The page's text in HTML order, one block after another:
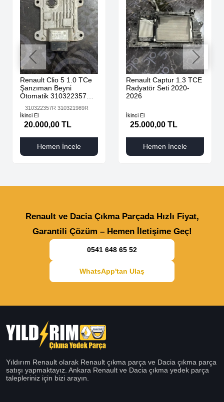
Renault Clio 5 1.0 TCe
Şanzıman Beyni
Otomatik 310322357R
310322357R 310321989R
İkinci El
20.000,00 TL
Hemen İncele
Renault Captur 1.3 TCE
Radyatör Seti 2020-
2026
İkinci El
25.000,00 TL
Hemen İncele
Renault ve Dacia Çıkma Parçada Hızlı Fiyat,
Garantili Çözüm – Hemen İletişime Geç!
0541 648 65 52
WhatsApp'tan Ulaş
Yıldırım Renault olarak Renault çıkma parça ve Dacia çıkma parça
satışı yapmaktayız. Ankara Renault ve Dacia çıkma yedek parça
talepleriniz için bizi arayın.